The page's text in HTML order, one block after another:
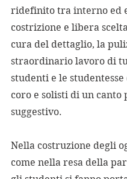
ridefinito tra interno ed
costrizione e libera
cura del dettaglio, la
straordinario lavoro di
studenti e le
coro e solisti di un canto
Nella costruzione degli
come nella resa della